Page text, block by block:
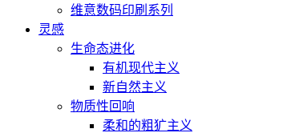
维意数码印刷系列
灵感
生命态进化
有机现代主义
新自然主义
物质性回响
柔和的粗犷主义